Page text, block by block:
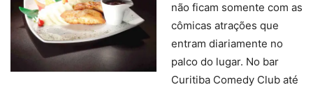
não ficam somente com as
cômicas atrações que
entram diariamente no
palco do lugar. No bar
Curitiba Comedy Club até